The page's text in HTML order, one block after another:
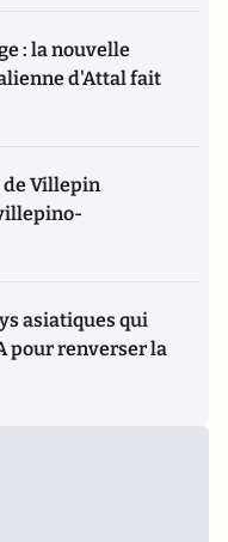
: la nouvelle
d'Attal fait
de Villepin
asiatiques qui
pour renverser la